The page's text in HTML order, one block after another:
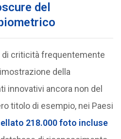
del
di criticità frequentemente
della
innovativi ancora non del
titolo di esempio, nei Paesi
218.000 foto incluse